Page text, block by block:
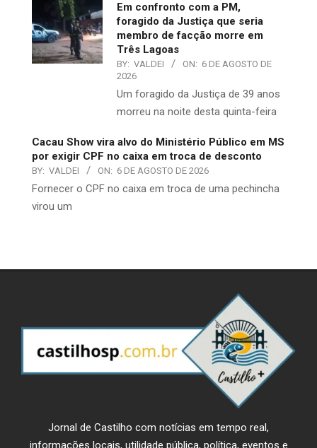
Em confronto com a PM,
foragido da Justiça que seria
membro de facção morre em
Três Lagoas
BY: VALDEI ON: 6 DE AGOSTO DE
2026
​Um foragido da Justiça de 39 anos
morreu na noite desta quinta-feira
Cacau Show vira alvo do Ministério Público em MS
por exigir CPF no caixa em troca de desconto
BY: VALDEI ON: 6 DE AGOSTO DE 2026
​Fornecer o CPF no caixa em troca de uma pechincha
virou um
Jornal de Castilho com notícias em tempo real,
informações locais, utilidade pública, política, eventos e